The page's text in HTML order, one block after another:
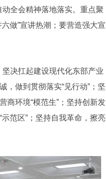
全会精神落地落实。重点聚
做”宣讲热潮；要营造强大宣
决扛起建设现代化东部产业
，做到贯彻落实“见行动”；坚
商环境“模范生”；坚持创新发
范区”；坚持自我革命，擦亮